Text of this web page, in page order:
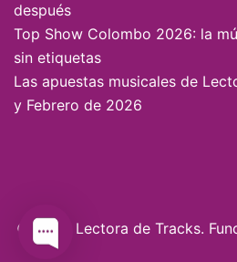
después
Top Show Colombo 2026: la
sin etiquetas
Las apuestas musicales de
y Febrero de 2026
© 2026 Lectora de Tracks.